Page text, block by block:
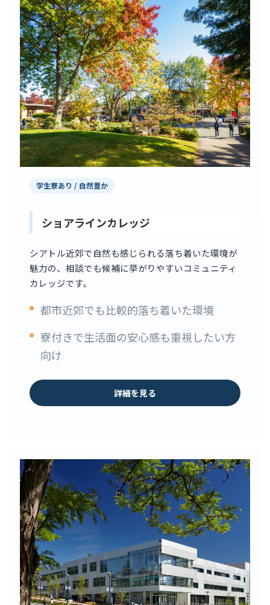
学生寮あり / 自然豊か
ショアラインカレッジ
シアトル近郊で自然も感じられる落ち着いた環境が
魅力の、相談でも候補に挙がりやすいコミュニティ
カレッジです。
都市近郊でも比較的落ち着いた環境
寮付きで生活面の安心感も重視したい方
向け
詳細を見る